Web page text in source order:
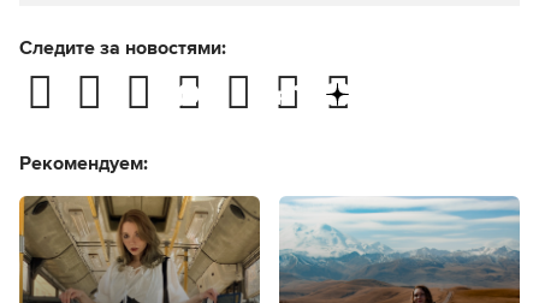
Следите за новостями:
Рекомендуем: